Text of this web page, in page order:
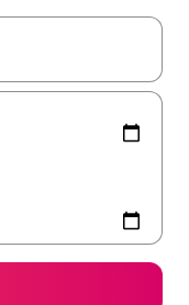
navega con las